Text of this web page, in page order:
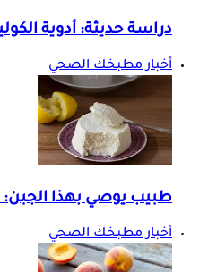
دراسة حديثة: أدوية
أخبار مطبخك الصحي
طبيب يوصي بهذا
أخبار مطبخك الصحي